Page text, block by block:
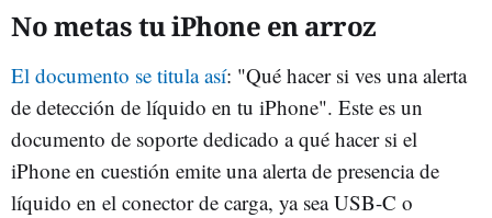
No metas tu iPhone en arroz
El documento se titula así: "Qué hacer si ves una alerta
de detección de líquido en tu iPhone". Este es un
documento de soporte dedicado a qué hacer si el
iPhone en cuestión emite una alerta de presencia de
líquido en el conector de carga, ya sea USB-C o